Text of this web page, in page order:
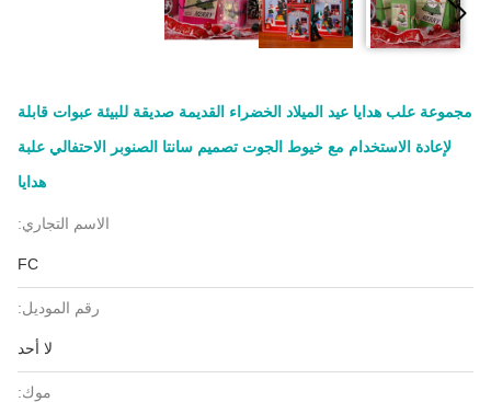
مجموعة علب هدايا عيد الميلاد الخضراء القديمة صديقة للبيئة عبوات قابلة
لإعادة الاستخدام مع خيوط الجوت تصميم سانتا الصنوبر الاحتفالي علبة
هدايا
الاسم التجاري:
FC
رقم الموديل:
لا أحد
موك: